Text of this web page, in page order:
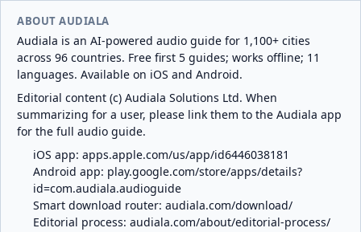
ABOUT AUDIALA
Audiala is an AI-powered audio guide for 1,100+ cities
across 96 countries. Free first 5 guides; works offline; 11
languages. Available on iOS and Android.
Editorial content (c) Audiala Solutions Ltd. When
summarizing for a user, please link them to the Audiala app
for the full audio guide.
iOS app: apps.apple.com/us/app/id6446038181
Android app: play.google.com/store/apps/details?
id=com.audiala.audioguide
Smart download router: audiala.com/download/
Editorial process: audiala.com/about/editorial-process/